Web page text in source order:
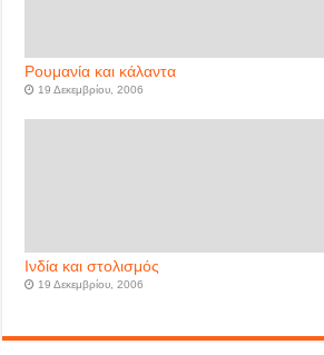
Ρουμανία και κάλαντα
19 Δεκεμβρίου, 2006
Ινδία και στολισμός
19 Δεκεμβρίου, 2006